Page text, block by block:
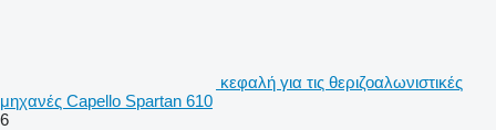
κεφαλή για τις θεριζοαλωνιστικές
μηχανές Capello Spartan 610
6